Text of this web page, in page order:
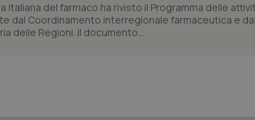
italiana del farmaco ha rivisto il Programma delle
dal Coordinamento interregionale farmaceutica e
delle Regioni. Il documento...